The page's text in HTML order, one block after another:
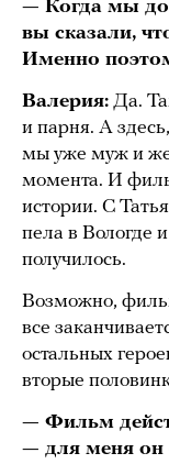
— Когда мы
вы сказали,
Именно
Валерия: Да.
и парня. А
мы уже муж и
момента. И
истории. С
пела в Вологде
получилось.
Возможно,
все
остальных
вторые
— Фильм
— для меня он